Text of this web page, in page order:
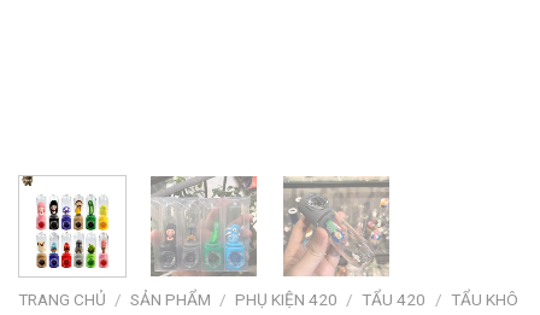
TRANG CHỦ / SẢN PHẨM / PHỤ KIỆN 420 / TẨU 420 / TẨU KHÔ